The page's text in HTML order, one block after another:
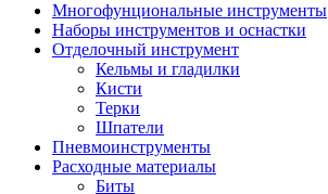
Многофунциональные инструменты
Наборы инструментов и оснастки
Отделочный инструмент
Кельмы и гладилки
Кисти
Терки
Шпатели
Пневмоинструменты
Расходные материалы
Биты